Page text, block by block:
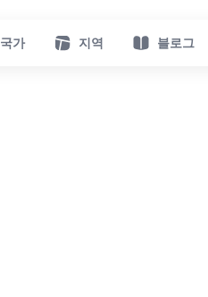
국가 지역 블로그